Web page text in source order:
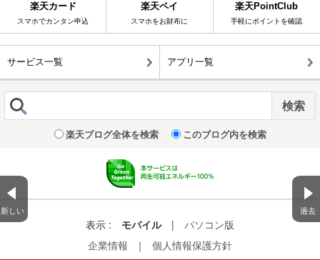
新しい 過去
楽天カード
スマホでカンタン申込
楽天ペイ
スマホをお財布に
楽天PointClub
手軽にポイントを確認
サービス一覧 アプリ一覧
楽天ブログ全体を検索 このブログ内を検索
表示 : モバイル |
パソコン版
企業情報
｜ 個人情報保護方針